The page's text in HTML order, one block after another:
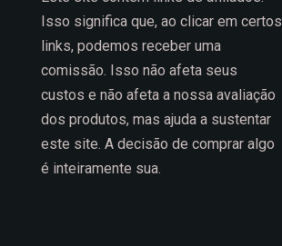
Isso significa que, ao clicar em certos
links, podemos receber uma
comissão. Isso não afeta seus
custos e não afeta a nossa avaliação
dos produtos, mas ajuda a sustentar
este site. A decisão de comprar algo
é inteiramente sua.